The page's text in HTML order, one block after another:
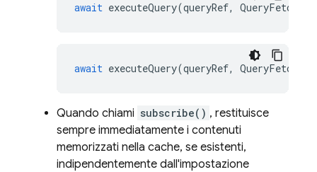
await executeQuery(queryRef,
await executeQuery(queryRef,
Quando chiami subscribe() , restituisce
sempre immediatamente i contenuti
memorizzati nella cache, se esistenti,
indipendentemente dall'impostazione